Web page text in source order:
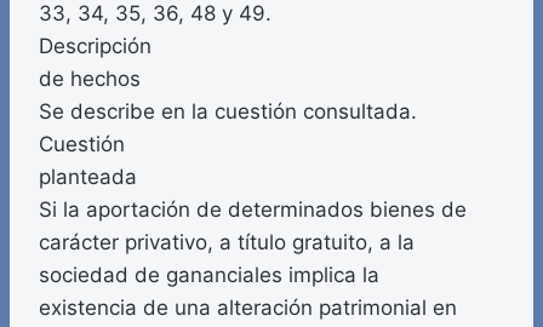
33, 34, 35, 36, 48 y 49.
Descripción
de hechos
Se describe en la cuestión consultada.
Cuestión
planteada
Si la aportación de determinados bienes de
carácter privativo, a título gratuito, a la
sociedad de gananciales implica la
existencia de una alteración patrimonial en